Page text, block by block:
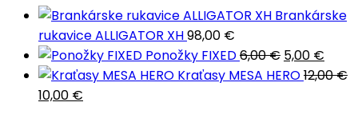
Brankárske
rukavice ALLIGATOR XH98,00 €
Ponožky FIXED6,00€ Pôvodná
cena
5,00 €
cena
Kraťasy MESA HERO12,00€
Pôvodná
10,00 €